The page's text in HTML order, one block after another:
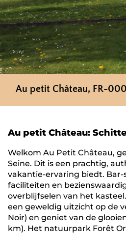
Au petit Château, FR-
Au petit Château:
Welkom Au Petit Château,
Seine. Dit is een prachtig,
vakantie-ervaring biedt.
faciliteiten en
overblijfselen van het
een geweldig uitzicht op de
Noir) en geniet van de
km). Het natuurpark Forêt